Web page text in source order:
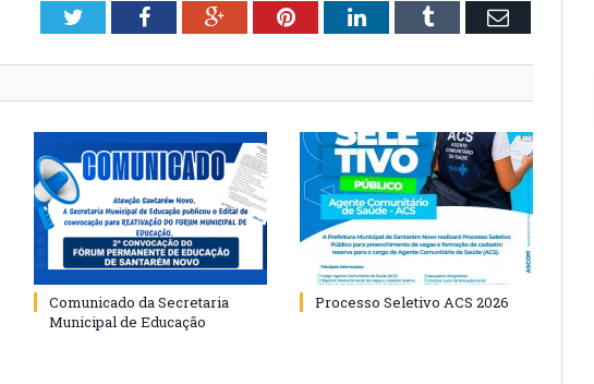
TwitterFacebookGoogle+PinterestLinkedInTumblr Email
Comunicado da Secretaria
Municipal de Educação
Processo Seletivo ACS 2026